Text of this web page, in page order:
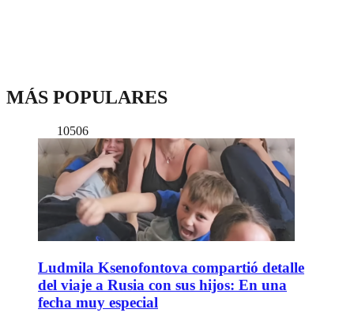
MÁS POPULARES
10506
Ludmila Ksenofontova compartió detalle
del viaje a Rusia con sus hijos: En una
fecha muy especial